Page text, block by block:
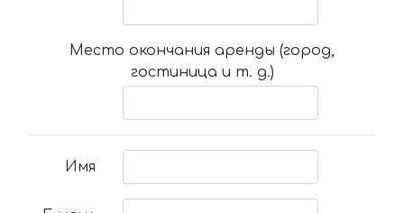
Место окончания аренды (город,
гостиница и т. д.)
Имя